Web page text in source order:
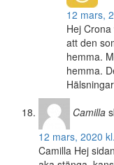
12 mars,
Hej
att den
hemma.
hemma.
Camilla
12 mars, 2020
Camilla Hej